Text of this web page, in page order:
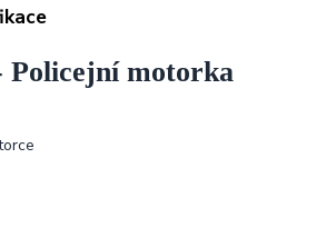
Policejní motorka